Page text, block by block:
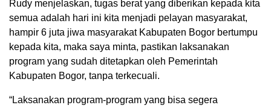
Rudy menjelaskan, tugas berat yang diberikan kepada kita
semua adalah hari ini kita menjadi pelayan masyarakat,
hampir 6 juta jiwa masyarakat Kabupaten Bogor bertumpu
kepada kita, maka saya minta, pastikan laksanakan
program yang sudah ditetapkan oleh Pemerintah
Kabupaten Bogor, tanpa terkecuali.
“Laksanakan program-program yang bisa segera